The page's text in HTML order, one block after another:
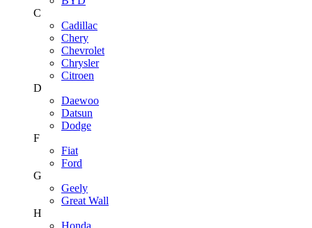
C
Cadillac
Chery
Chevrolet
Chrysler
Citroen
D
Daewoo
Datsun
Dodge
F
Fiat
Ford
G
Geely
Great Wall
H
Honda